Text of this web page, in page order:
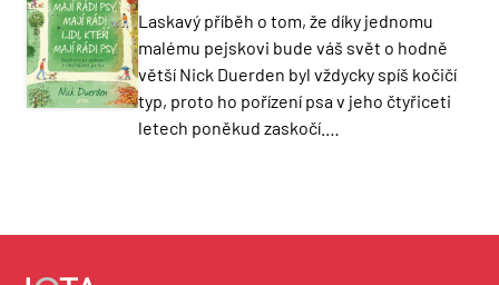
Laskavý příběh o tom, že díky jednomu
malému pejskovi bude váš svět o hodně
větší Nick Duerden byl vždycky spíš kočičí
typ, proto ho pořízení psa v jeho čtyřiceti
letech poněkud zaskočí.…